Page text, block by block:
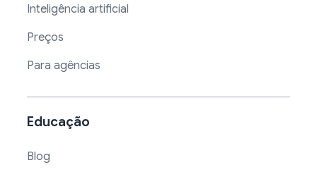
Inteligência artificial
Preços
Para agências
Educação
Blog